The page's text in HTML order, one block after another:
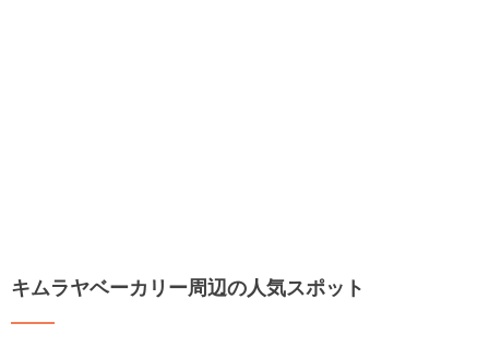
キムラヤベーカリー周辺の人気スポット